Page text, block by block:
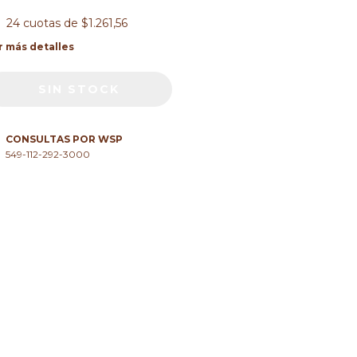
24 cuotas de $1.261,56
más detalles
CONSULTAS POR WSP
549-112-292-3000